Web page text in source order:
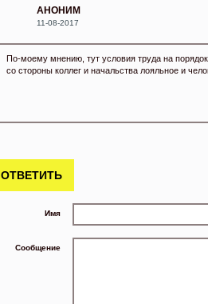
АНОНИМ
11-08-2017
По-моему мнению, тут условия труда на
со стороны коллег и начальства лояльное и
ОТВЕТИТЬ
Имя
Сообщение